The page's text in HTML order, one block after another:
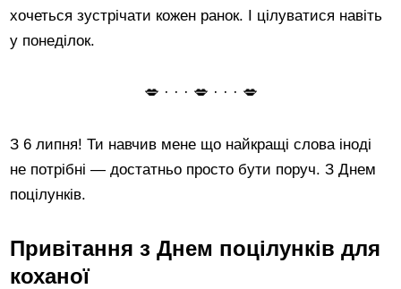
хочеться зустрічати кожен ранок. І цілуватися навіть
у понеділок.
💋 · · · 💋 · · · 💋
З 6 липня! Ти навчив мене що найкращі слова іноді
не потрібні — достатньо просто бути поруч. З Днем
поцілунків.
Привітання з Днем поцілунків для
коханої